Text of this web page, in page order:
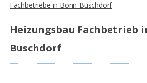
Fachbetriebe in Bonn-Buschdorf
Heizungsbau Fachbetrieb
Buschdorf